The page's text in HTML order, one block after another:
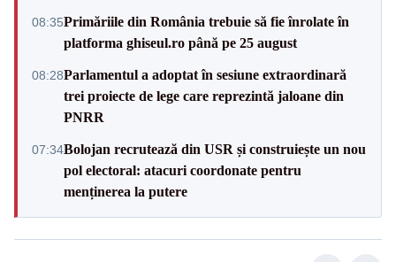
08:35Primăriile din România trebuie să fie înrolate în
platforma ghiseul.ro până pe 25 august
08:28Parlamentul a adoptat în sesiune extraordinară
trei proiecte de lege care reprezintă jaloane din
PNRR
07:34Bolojan recrutează din USR și construiește un nou
pol electoral: atacuri coordonate pentru
menținerea la putere